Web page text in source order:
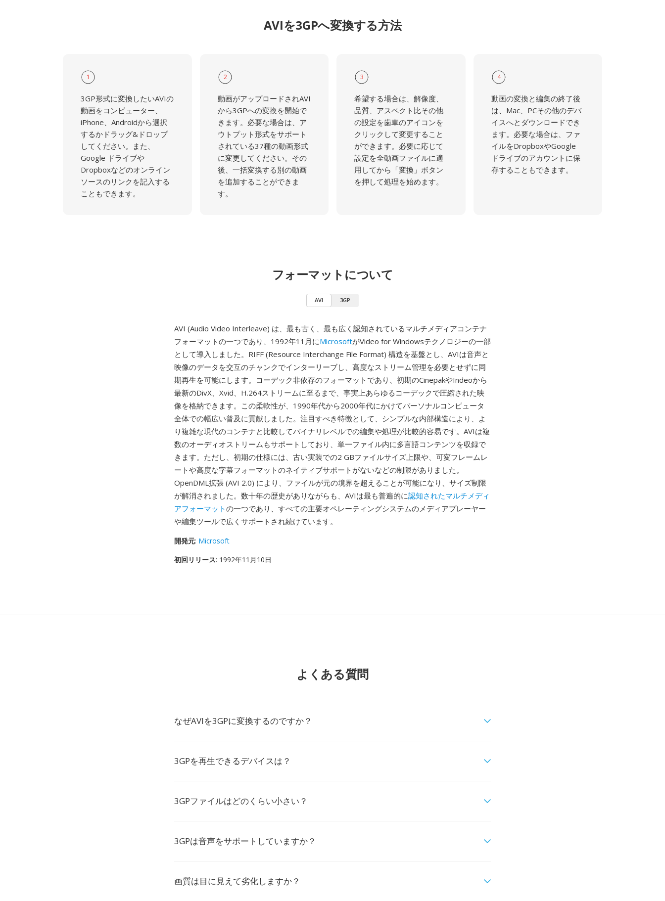
AVIを3GPへ変換する方法
1
3GP形式に変換したいAVIの
動画をコンピューター、
iPhone、Androidから選択
するかドラッグ&ドロップ
してください。また、
Google ドライブや
Dropboxなどのオンライン
ソースのリンクを記入する
こともできます。
2
動画がアップロードされAVI
から3GPへの変換を開始で
きます。必要な場合は、ア
ウトプット形式をサポート
されている37種の動画形式
に変更してください。その
後、一括変換する別の動画
を追加することができま
す。
3
希望する場合は、解像度、
品質、アスペクト比その他
の設定を歯車のアイコンを
クリックして変更すること
ができます。必要に応じて
設定を全動画ファイルに適
用してから「変換」ボタン
を押して処理を始めます。
4
動画の変換と編集の終了後
は、Mac、PCその他のデバ
イスへとダウンロードでき
ます。必要な場合は、ファ
イルをDropboxやGoogle
ドライブのアカウントに保
存することもできます。
フォーマットについて
AVI 3GP
AVI (Audio Video Interleave) は、最も古く、最も広く認知されているマルチメディアコンテナ
フォーマットの一つであり、1992年11月にMicrosoftがVideo for Windowsテクノロジーの一部
として導入しました。RIFF (Resource Interchange File Format) 構造を基盤とし、AVIは音声と
映像のデータを交互のチャンクでインターリーブし、高度なストリーム管理を必要とせずに同
期再生を可能にします。コーデック非依存のフォーマットであり、初期のCinepakやIndeoから
最新のDivX、Xvid、H.264ストリームに至るまで、事実上あらゆるコーデックで圧縮された映
像を格納できます。この柔軟性が、1990年代から2000年代にかけてパーソナルコンピュータ
全体での幅広い普及に貢献しました。注目すべき特徴として、シンプルな内部構造により、よ
り複雑な現代のコンテナと比較してバイナリレベルでの編集や処理が比較的容易です。AVIは複
数のオーディオストリームもサポートしており、単一ファイル内に多言語コンテンツを収録で
きます。ただし、初期の仕様には、古い実装での2 GBファイルサイズ上限や、可変フレームレ
ートや高度な字幕フォーマットのネイティブサポートがないなどの制限がありました。
OpenDML拡張 (AVI 2.0) により、ファイルが元の境界を超えることが可能になり、サイズ制限
が解消されました。数十年の歴史がありながらも、AVIは最も普遍的に認知されたマルチメディ
アフォーマットの一つであり、すべての主要オペレーティングシステムのメディアプレーヤー
や編集ツールで広くサポートされ続けています。
開発元: Microsoft
初回リリース: 1992年11月10日
よくある質問
なぜAVIを3GPに変換するのですか？
3GPを再生できるデバイスは？
3GPファイルはどのくらい小さい？
3GPは音声をサポートしていますか？
画質は目に見えて劣化しますか？